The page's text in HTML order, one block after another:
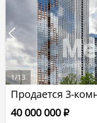
Продается 3-
40 000 000Р
1/13